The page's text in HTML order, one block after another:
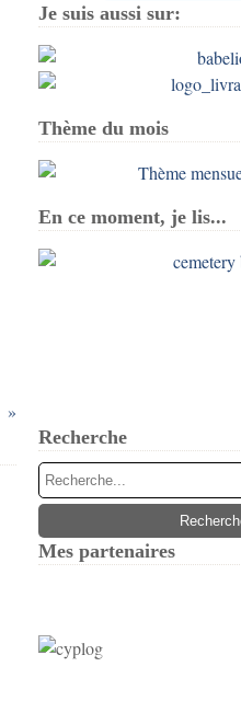
Je suis aussi sur:
Thème du mois
En ce moment, je lis...
Recherche
Mes partenaires